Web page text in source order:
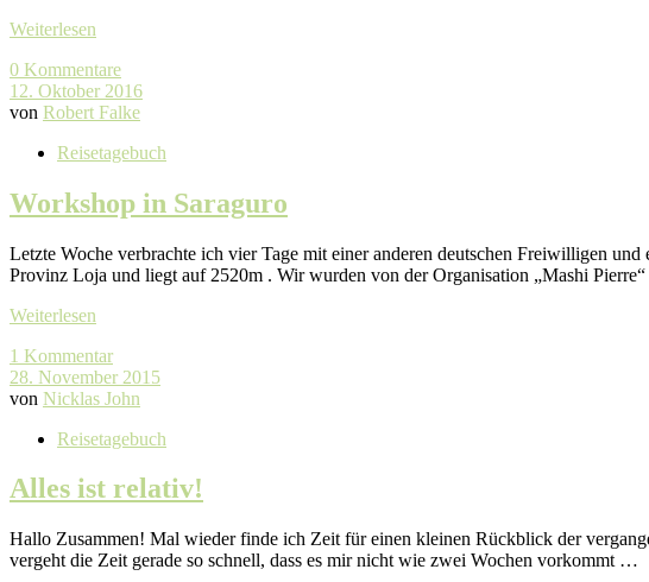
Weiterlesen
0 Kommentare
12. Oktober 2016
von Robert Falke
Reisetagebuch
Workshop in Saraguro
Letzte Woche verbrachte ich vier Tage mit einer anderen deutschen Freiwilligen
Provinz Loja und liegt auf 2520m . Wir wurden von der Organisation „Mashi
Weiterlesen
1 Kommentar
28. November 2015
von Nicklas John
Reisetagebuch
Alles ist relativ!
Hallo Zusammen! Mal wieder finde ich Zeit für einen kleinen Rückblick der
vergeht die Zeit gerade so schnell, dass es mir nicht wie zwei Wochen vorkommt …